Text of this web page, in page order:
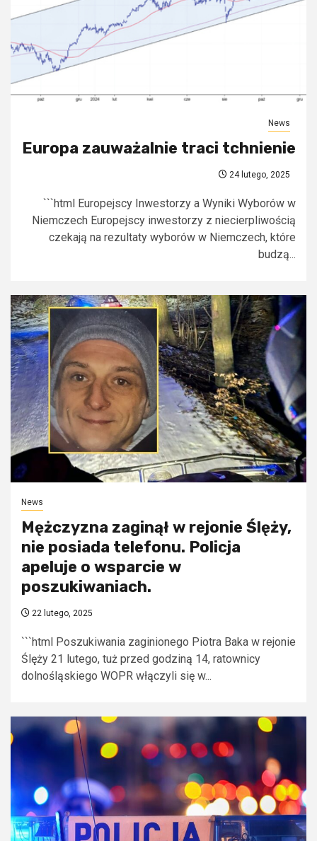
News
Europa zauważalnie traci tchnienie
24 lutego, 2025
```html Europejscy Inwestorzy a Wyniki Wyborów w
Niemczech Europejscy inwestorzy z niecierpliwością
czekają na rezultaty wyborów w Niemczech, które
budzą...
News
Mężczyzna zaginął w rejonie Ślęży,
nie posiada telefonu. Policja
apeluje o wsparcie w
poszukiwaniach.
22 lutego, 2025
```html Poszukiwania zaginionego Piotra Baka w rejonie
Ślęży 21 lutego, tuż przed godziną 14, ratownicy
dolnośląskiego WOPR włączyli się w...